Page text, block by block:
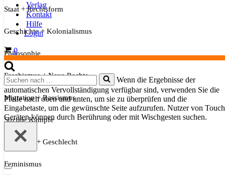
Verlag
Kontakt
Hilfe
Login
Warenkorb
0
Suchen
nach …
Wenn die Ergebnisse der
automatischen Vervollständigung verfügbar sind, verwenden Sie die
Pfeile nach oben und unten, um sie zu überprüfen und die
Eingabetaste, um die gewünschte Seite aufzurufen. Nutzer von
Geräten können durch Berührung oder mit Wischgesten suchen.
Navigationsmenü
Staat + Rechtsform
Geschichte + Kolonialismus
Philosophie
Faschismus + Neue Rechte
Migration + Rassismus
Soziale Kämpfe
Sexualität + Geschlecht
Feminismus